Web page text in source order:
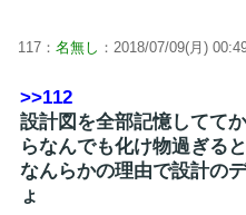
117： 名無し ：2018/07/09(月)
>>112
設計図を全部記憶してて
らなんでも化け物過ぎる
なんらかの理由で設計の
ょ